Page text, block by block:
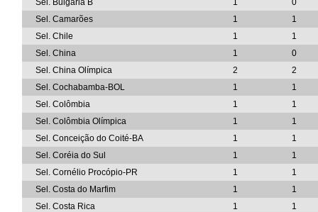
Sel. Bulgária B
1
0
Sel. Camarões
1
1
Sel. Chile
1
1
Sel. China
1
0
Sel. China Olímpica
2
2
Sel. Cochabamba-BOL
1
1
Sel. Colômbia
1
1
Sel. Colômbia Olímpica
1
1
Sel. Conceição do Coité-BA
1
1
Sel. Coréia do Sul
1
1
Sel. Cornélio Procópio-PR
1
1
Sel. Costa do Marfim
1
1
Sel. Costa Rica
1
1